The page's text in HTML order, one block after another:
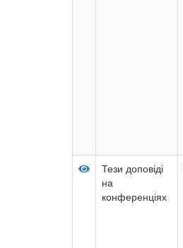
Тези доповіді
на
конференціях